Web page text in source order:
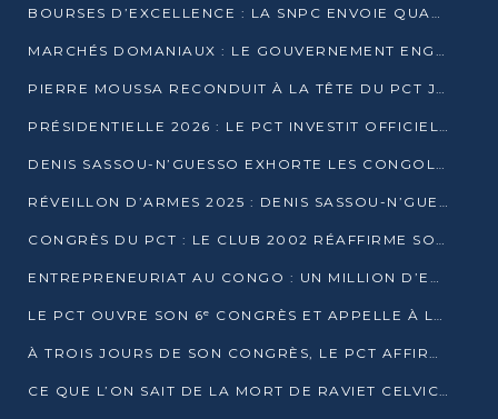
BOURSES D’EXCELLENCE : LA SNPC ENVOIE QUATRE NOUVEAUX TALENTS CONGOLAIS SE FORMER À BAKOU
MARCHÉS DOMANIAUX : LE GOUVERNEMENT ENGAGE LA STRUCTURATION DES TAXES D’ASSAINISSEMENT
PIERRE MOUSSA RECONDUIT À LA TÊTE DU PCT JUSQU’EN 2031
PRÉSIDENTIELLE 2026 : LE PCT INVESTIT OFFICIELLEMENT DENIS SASSOU NGUESSO
DENIS SASSOU-N’GUESSO EXHORTE LES CONGOLAIS À L’UNITÉ ET AU FAIR-PLAY DÉMOCRATIQUE EN 2026
RÉVEILLON D’ARMES 2025 : DENIS SASSOU-N’GUESSO GARANTIT DES ÉLECTIONS 2026 PAISIBLES ET SÉCURISÉES
CONGRÈS DU PCT : LE CLUB 2002 RÉAFFIRME SON SOUTIEN À DENIS SASSOU-N’GUESSO POUR 2026
ENTREPRENEURIAT AU CONGO : UN MILLION D’EUROS POUR FINANCER LES STARTUPS DÈS 2026
LE PCT OUVRE SON 6ᵉ CONGRÈS ET APPELLE À LA CANDIDATURE DE DENIS SASSOU NGUESSO
À TROIS JOURS DE SON CONGRÈS, LE PCT AFFIRME AVOIR ATTEINT TOUS SES OBJECTIFS
CE QUE L’ON SAIT DE LA MORT DE RAVIET CELVIC N’TSIANTSIE